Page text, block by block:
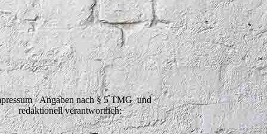
- Angaben nach § 5 TMG und
redaktionell verantwortlich: